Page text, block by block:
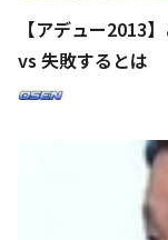
【アデュー2013
vs 失敗するとは